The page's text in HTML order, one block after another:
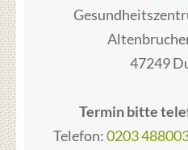
47249
Termin bitte
Telefon:0203